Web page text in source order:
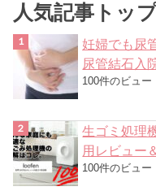
人気記事トッ
妊婦でも尿
尿管結石入
100件のビュー
生ゴミ処理
用レビュー
100件のビュー